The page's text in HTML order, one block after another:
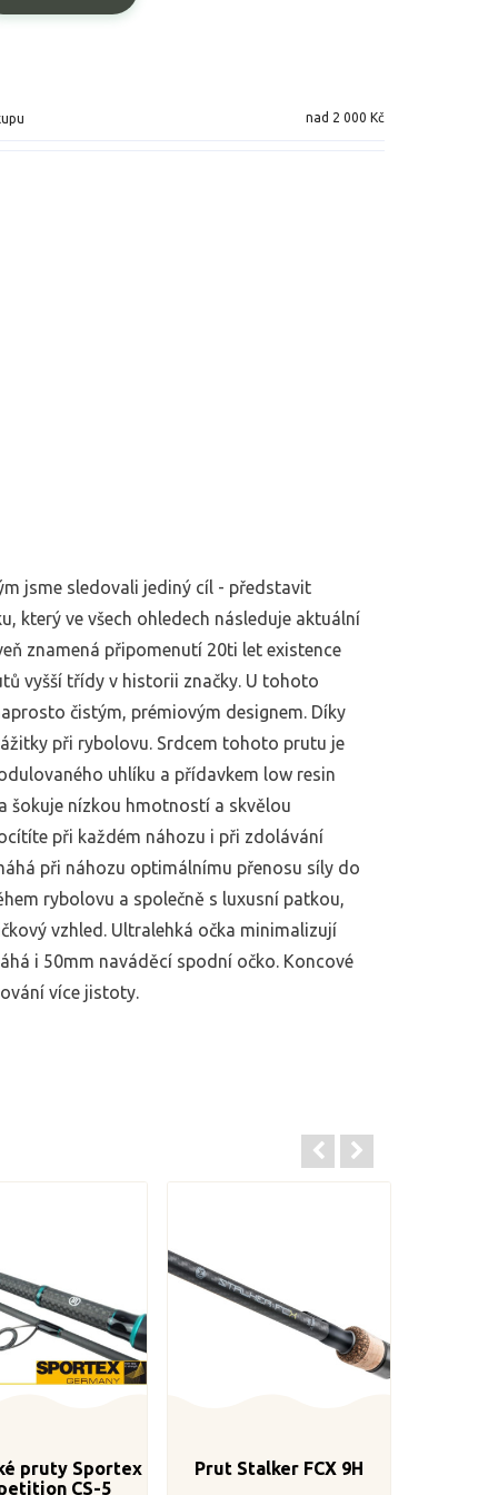
nad 2 000 Kč
jsme sledovali jediný cíl - představit
který ve všech ohledech následuje aktuální
znamená připomenutí 20ti let existence
vyšší třídy v historii značky. U tohoto
čistým, prémiovým designem. Díky
při rybolovu. Srdcem tohoto prutu je
uhlíku a přídavkem low resin
šokuje nízkou hmotností a skvělou
při každém náhozu i při zdolávání
při náhozu optimálnímu přenosu síly do
rybolovu a společně s luxusní patkou,
vzhled. Ultralehká očka minimalizují
i 50mm naváděcí spodní očko. Koncové
více jistoty.
pruty Sportex
CS-5
Prut Stalker FCX 9H